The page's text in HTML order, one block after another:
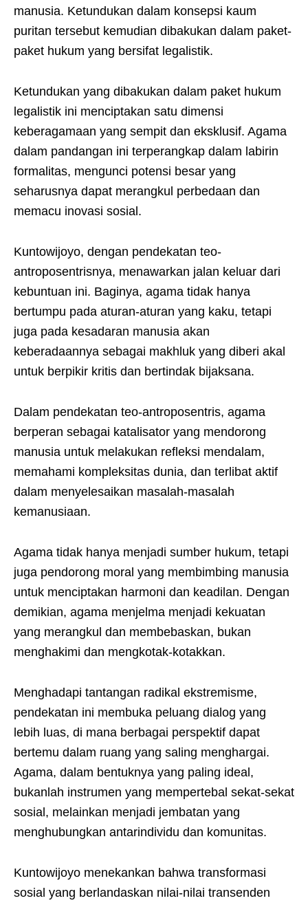
manusia. Ketundukan dalam konsepsi kaum
puritan tersebut kemudian dibakukan dalam paket-
paket hukum yang bersifat legalistik.
Ketundukan yang dibakukan dalam paket hukum
legalistik ini menciptakan satu dimensi
keberagamaan yang sempit dan eksklusif. Agama
dalam pandangan ini terperangkap dalam labirin
formalitas, mengunci potensi besar yang
seharusnya dapat merangkul perbedaan dan
memacu inovasi sosial.
Kuntowijoyo, dengan pendekatan teo-
antroposentrisnya, menawarkan jalan keluar dari
kebuntuan ini. Baginya, agama tidak hanya
bertumpu pada aturan-aturan yang kaku, tetapi
juga pada kesadaran manusia akan
keberadaannya sebagai makhluk yang diberi akal
untuk berpikir kritis dan bertindak bijaksana.
Dalam pendekatan teo-antroposentris, agama
berperan sebagai katalisator yang mendorong
manusia untuk melakukan refleksi mendalam,
memahami kompleksitas dunia, dan terlibat aktif
dalam menyelesaikan masalah-masalah
kemanusiaan.
Agama tidak hanya menjadi sumber hukum, tetapi
juga pendorong moral yang membimbing manusia
untuk menciptakan harmoni dan keadilan. Dengan
demikian, agama menjelma menjadi kekuatan
yang merangkul dan membebaskan, bukan
menghakimi dan mengkotak-kotakkan.
Menghadapi tantangan radikal ekstremisme,
pendekatan ini membuka peluang dialog yang
lebih luas, di mana berbagai perspektif dapat
bertemu dalam ruang yang saling menghargai.
Agama, dalam bentuknya yang paling ideal,
bukanlah instrumen yang mempertebal sekat-sekat
sosial, melainkan menjadi jembatan yang
menghubungkan antarindividu dan komunitas.
Kuntowijoyo menekankan bahwa transformasi
sosial yang berlandaskan nilai-nilai transenden